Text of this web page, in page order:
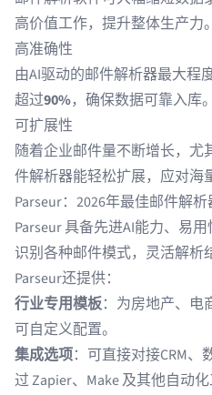
高价值工作，提升整体生产力。
高准确性
由AI驱动的邮件解析器最大程
超过90%，确保数据可靠入库。
可扩展性
随着企业邮件量不断增长，
件解析器能轻松扩展，应对海
Parseur：2026年最佳邮件解析
Parseur具备先进AI能力、易
识别各种邮件模式，灵活解析
Parseur还提供：
行业专用模板：为房地产、电
可自定义配置。
集成选项：可直接对接CRM、
过Zapier、 Make及其他自动